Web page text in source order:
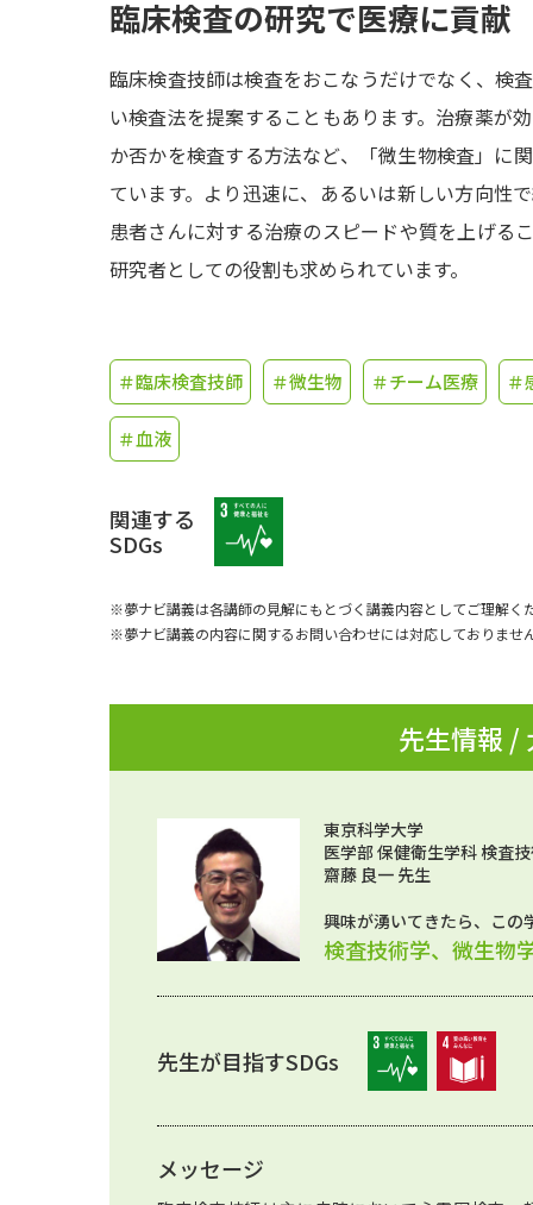
臨床検査の研究で医療に貢献
臨床検査技師は検査をおこなうだけでなく、検
い検査法を提案することもあります。治療薬が
か否かを検査する方法など、「微生物検査」に
ています。より迅速に、あるいは新しい方向性
患者さんに対する治療のスピードや質を上げる
研究者としての役割も求められています。
＃臨床検査技師 ＃微生物 ＃チーム医療 ＃
＃血液
関連する
SDGs
※夢ナビ講義は各講師の見解にもとづく講義内容としてご理解く
※夢ナビ講義の内容に関するお問い合わせには対応しておりませ
先生情報 /
東京科学大学
医学部 保健衛生学科 検査
齋藤 良一 先生
興味が湧いてきたら、この
検査技術学、微生物
先生が目指すSDGs
メッセージ